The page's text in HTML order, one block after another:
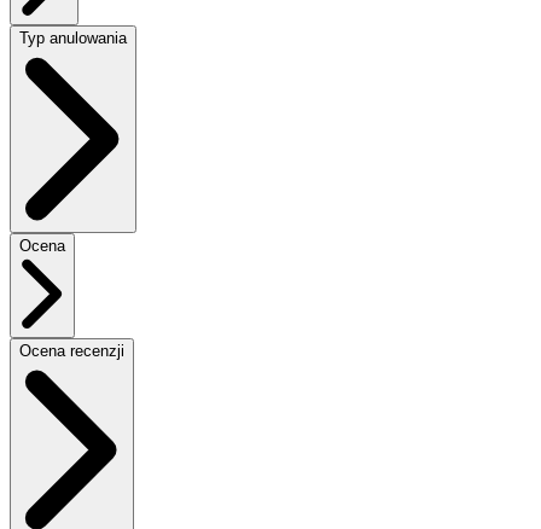
Typ anulowania
Ocena
Ocena recenzji